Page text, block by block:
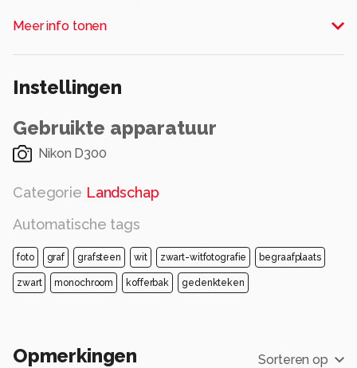
Meer info tonen
Instellingen
Gebruikte apparatuur
Nikon D300
Categorie Landschap
Automatische tags
foto graf grafsteen wit zwart-witfotografie begraafplaats
zwart monochroom kofferbak gedenkteken
Opmerkingen Sorteren op